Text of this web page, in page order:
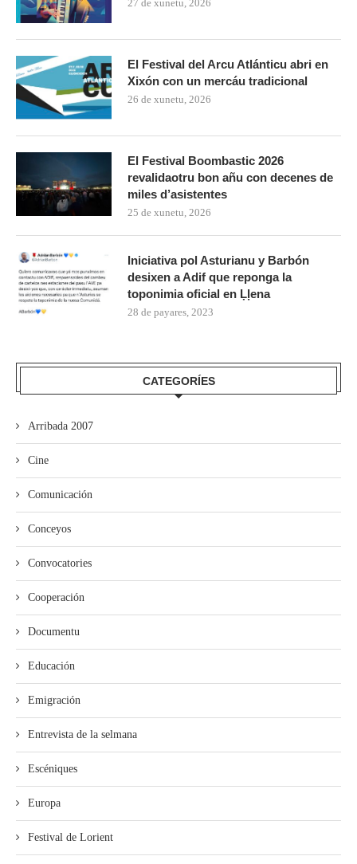
27 de xunetu, 2026
El Festival del Arcu Atlánticu abri en
Xixón con un mercáu tradicional
26 de xunetu, 2026
El Festival Boombastic 2026
revalidaotru bon añu con decenes de
miles d’asistentes
25 de xunetu, 2026
Iniciativa pol Asturianu y Barbón
desixen a Adif que reponga la
toponimia oficial en Ḷḷena
28 de payares, 2023
CATEGORÍES
Arribada 2007
Cine
Comunicación
Conceyos
Convocatories
Cooperación
Documentu
Educación
Emigración
Entrevista de la selmana
Escéniques
Europa
Festival de Lorient